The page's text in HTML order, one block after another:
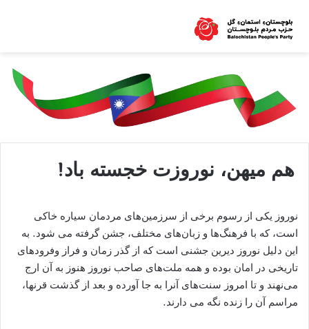
هم میهن، نوروزت خجسته باد!
نوروز یکی از رسوم برخی از سرزمین‌های مردمان سیاره خاکی
است، که با فرهنگ‌ها و زبان‌های مختلف، جشن گرفته می شود. به
این دلیل نوروز دیرین جشنی است که از گذر زمان و فراز وفرودهای
تاریخی در امان بوده و همه ملت‌های صاحب نوروز هنوز به آن ارج
می‌نهند و تا امروز سنت‌های آنرا به جا آورده و بعد از گذشت قرنها،
مراسم آن را زنده نگه می دارند.